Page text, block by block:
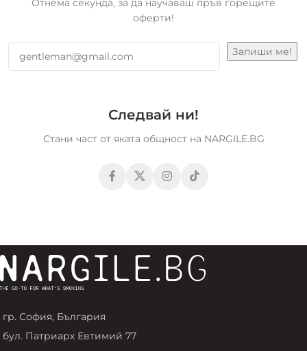
Отнема секунда, за да научаваш пръв горещите
оферти!
Следвай ни!
Стани част от яката общност на NARGILE.BG
гр. София, България
бул. Патриарх Евтимий 77